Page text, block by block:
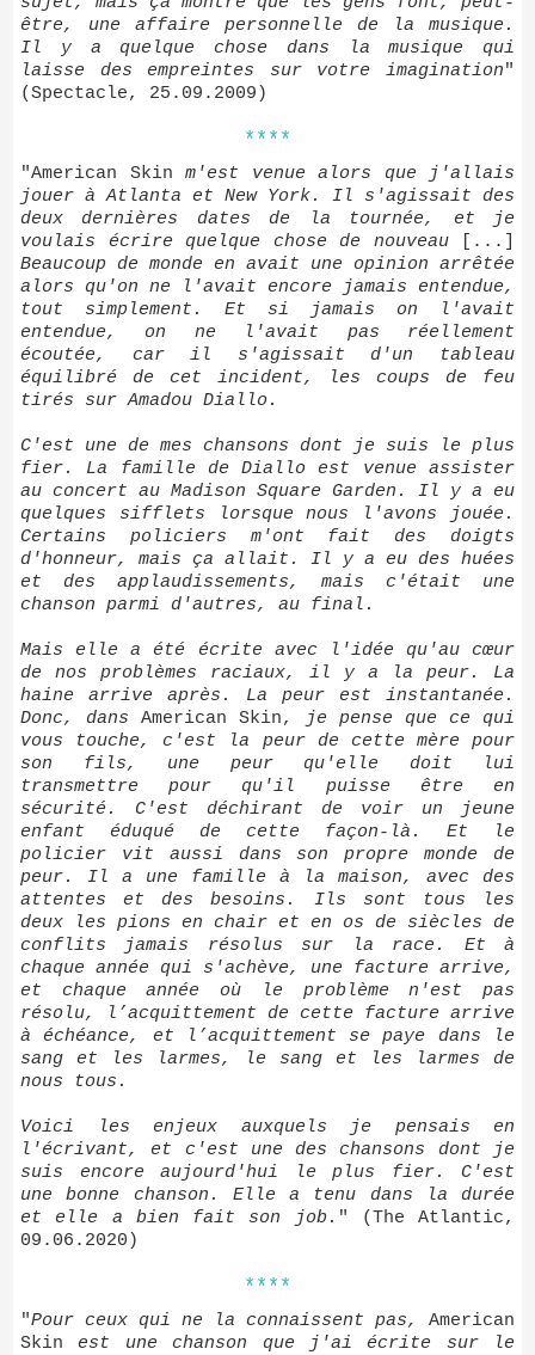
être, une affaire personnelle de la musique.
Il y a quelque chose dans la musique qui
laisse des empreintes sur votre imagination"
(Spectacle, 25.09.2009)
****
"American Skin m'est venue alors que j'allais
jouer à Atlanta et New York. Il s'agissait des
deux dernières dates de la tournée, et je
voulais écrire quelque chose de nouveau[...]
Beaucoup de monde en avait une opinion arrêtée
alors qu'on ne l'avait encore jamais entendue,
tout simplement. Et si jamais on l'avait
entendue, on ne l'avait pas réellement
écoutée, car il s'agissait d'un tableau
équilibré de cet incident, les coups de feu
tirés sur Amadou Diallo.
C'est une de mes chansons dont je suis le plus
fier. La famille de Diallo est venue assister
au concert au Madison Square Garden. Il y a eu
quelques sifflets lorsque nous l'avons jouée.
Certains policiers m'ont fait des doigts
d'honneur, mais ça allait. Il y a eu des huées
et des applaudissements, mais c'était une
chanson parmi d'autres, au final.
Mais elle a été écrite avec l'idée qu'au cœur
de nos problèmes raciaux, il y a la peur. La
haine arrive après. La peur est instantanée.
Donc, dansAmerican Skin,
je pense que ce qui
vous touche, c'est la peur de cette mère pour
son fils, une peur qu'elle doit lui
transmettre pour qu'il puisse être en
sécurité. C'est déchirant de voir un jeune
enfant éduqué de cette façon-là. Et le
policier vit aussi dans son propre monde de
peur. Il a une famille à la maison, avec des
attentes et des besoins. Ils sont tous les
deux les pions en chair et en os de siècles de
conflits jamais résolus sur la race. Et à
chaque année qui s'achève, une facture arrive,
et chaque année où le problème n'est pas
résolu, l’acquittement de cette facture arrive
à échéance, et l’acquittement se paye dans le
sang et les larmes, le sang et les larmes de
nous tous.
Voici les enjeux auxquels je pensais en
l'écrivant, et c'est une des chansons dont je
suis encore aujourd'hui le plus fier. C'est
une bonne chanson. Elle a tenu dans la durée
et elle a bien fait son job. " (The Atlantic,
09.06.2020)
****
" Pour ceux qui ne la connaissent pas, American
Skin est une chanson que j'ai écrite sur le